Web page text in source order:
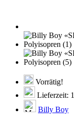
Vorrätig!
Lieferzeit:
Billy Boy